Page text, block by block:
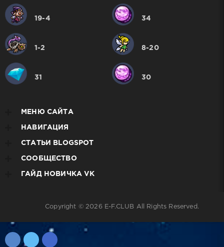
19-4 34
1-2 8-20
31 30
МЕНЮ САЙТА
НАВИГАЦИЯ
СТАТЬИ BLOGSPOT
СООБЩЕСТВО
ГАЙД НОВИЧКА VK
Copyright © 2026 E-F.CLUB All Rights Reserved.